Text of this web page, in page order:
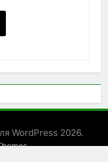
WordPress 2026.
.